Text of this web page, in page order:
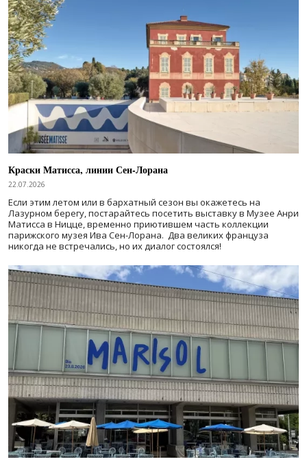
Краски Матисса, линии Сен-Лорана
22.07.2026
Если этим летом или в бархатный сезон вы окажетесь на
Лазурном берегу, постарайтесь посетить выставку в Музее Анри
Матисса в Ницце, временно приютившем часть коллекции
парижского музея Ива Сен-Лорана. Два великих француза
никогда не встречались, но их диалог состоялся!